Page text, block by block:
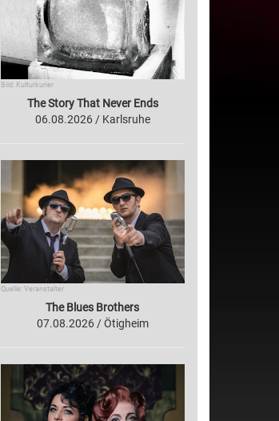
Bild: Kulturkurier
The Story That Never Ends
06.08.2026 / Karlsruhe
Quelle: Veranstalter
The Blues Brothers
07.08.2026 / Ötigheim